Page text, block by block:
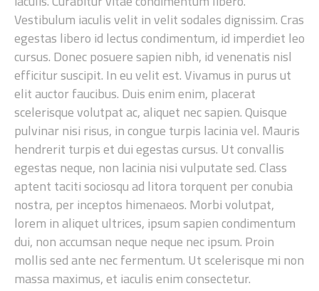
Vestibulum iaculis velit in velit sodales dignissim. Cras
egestas libero id lectus condimentum, id imperdiet leo
cursus. Donec posuere sapien nibh, id venenatis nisl
efficitur suscipit. In eu velit est. Vivamus in purus ut
elit auctor faucibus. Duis enim enim, placerat
scelerisque volutpat ac, aliquet nec sapien. Quisque
pulvinar nisi risus, in congue turpis lacinia vel. Mauris
hendrerit turpis et dui egestas cursus. Ut convallis
egestas neque, non lacinia nisi vulputate sed. Class
aptent taciti sociosqu ad litora torquent per conubia
nostra, per inceptos himenaeos. Morbi volutpat,
lorem in aliquet ultrices, ipsum sapien condimentum
dui, non accumsan neque neque nec ipsum. Proin
mollis sed ante nec fermentum. Ut scelerisque mi non
massa maximus, et iaculis enim consectetur.